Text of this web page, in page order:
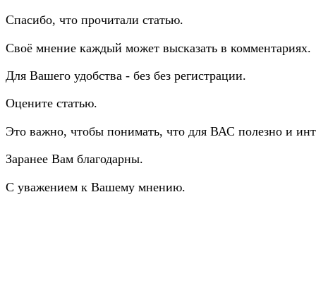
Спасибо, что прочитали статью.
Своё мнение каждый может высказать в комментариях.
Для Вашего удобства - без без регистрации.
Оцените статью.
Это важно, чтобы понимать, что для ВАС полезно и
Заранее Вам благодарны.
С уважением к Вашему мнению.